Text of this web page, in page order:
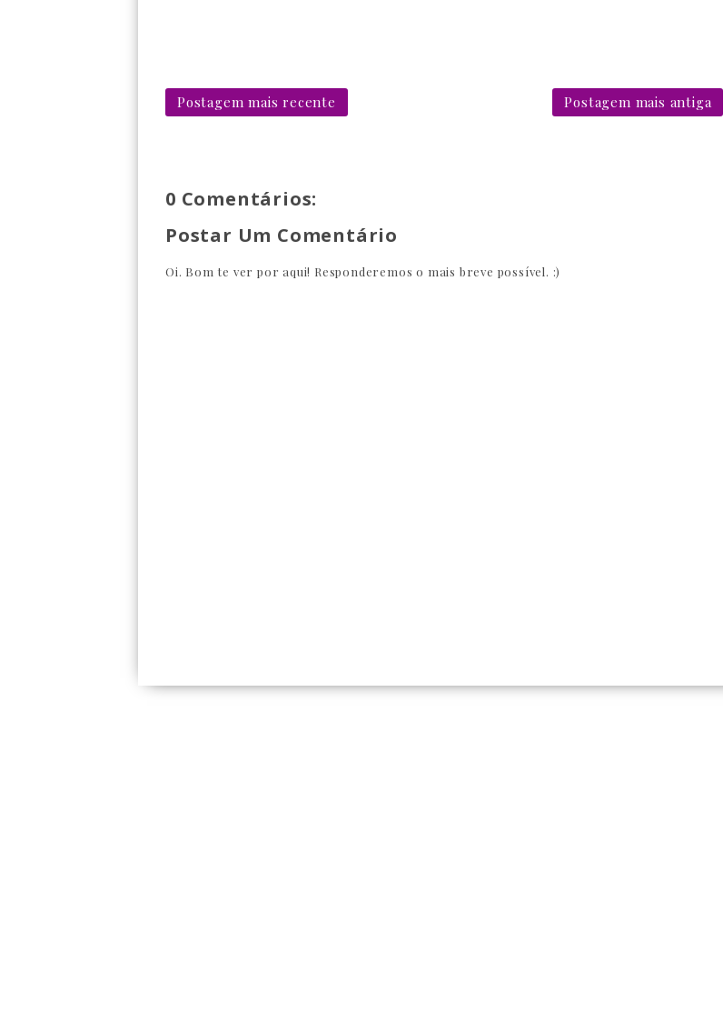
Postagem mais recente Postagem mais antiga
0 Comentários:
Postar Um Comentário
Oi. Bom te ver por aqui! Responderemos o mais breve possível. :)